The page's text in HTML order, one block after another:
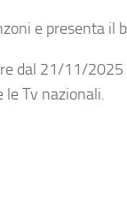
e presenta il
dal 21/11/
le Tv nazionali.